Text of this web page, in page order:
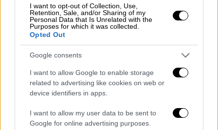
I want to opt-out of Collection, Use,
Retention, Sale, and/or Sharing of my
Personal Data that Is Unrelated with the
Purposes for which it was collected.
Opted Out
Google consents
I want to allow Google to enable storage
related to advertising like cookies on web or
device identifiers in apps.
I want to allow my user data to be sent to
Google for online advertising purposes.
ΑΛΛΑ #TAGS
ειδήσεις τώρα
Συρία
Ρωσία